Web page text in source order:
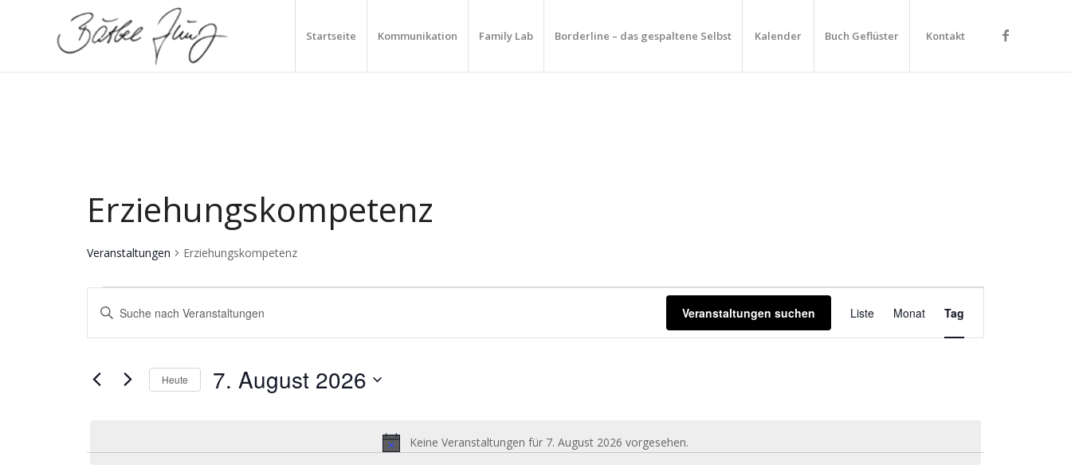
Startseite Kommunikation Family Lab Borderline – das gespaltene Selbst Kalender Buch Geflüster Kontakt
Erziehungskompetenz
Veranstaltungen Erziehungskompetenz
Veranstaltungen
für
7.
August
2026
Hinweis
Keine Veranstaltungen für 7. August 2026 vorgesehen.
Veranstaltungen
Suche
und
Ansichten,
Navigation
Bitte
Suche
nach
Veranstaltungen suchen
Ansichten-
Liste Monat Tag
Heute 7. August 2026